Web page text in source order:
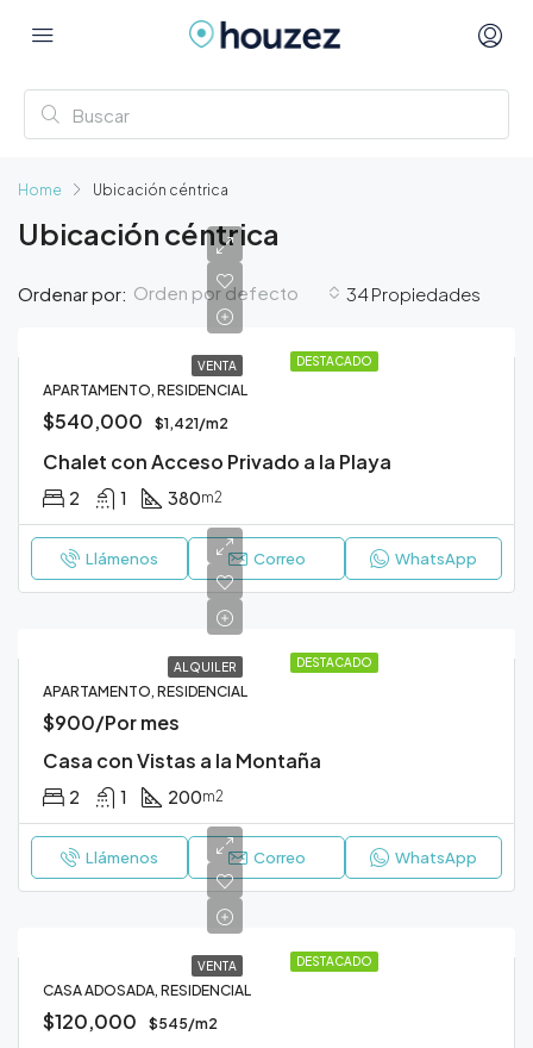
Home Ubicación céntrica
Ubicación céntrica
34 Propiedades
Ordenar por: Orden por defecto
DESTACADO
VENTA
APARTAMENTO, RESIDENCIAL
$540,000 $1,421/m2
Chalet con Acceso Privado a la Playa
2 1 380m2
Llámenos Correo WhatsApp
DESTACADO
ALQUILER
APARTAMENTO, RESIDENCIAL
$900/Por mes
Casa con Vistas a la Montaña
2 1 200m2
Llámenos Correo WhatsApp
DESTACADO
VENTA
CASA ADOSADA, RESIDENCIAL
$120,000 $545/m2